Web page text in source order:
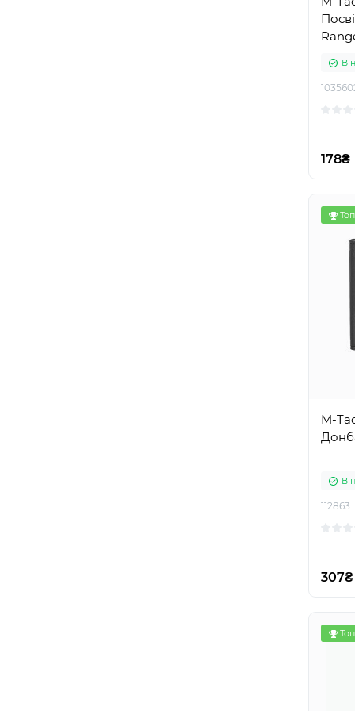
В
178₴
Топ
M-
В
112863
307₴
Топ